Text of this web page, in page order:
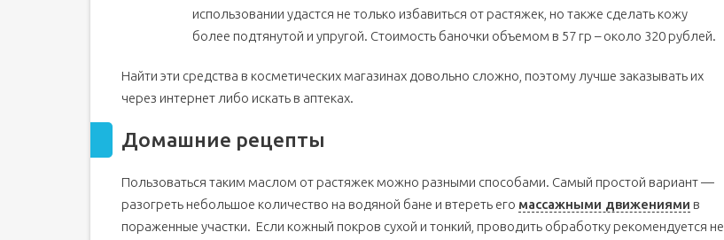
использовании удастся не только избавиться от растяжек, но также сделать кожу
более подтянутой и упругой. Стоимость баночки объемом в 57 гр – около 320 рублей.
Найти эти средства в косметических магазинах довольно сложно, поэтому лучше заказывать их
через интернет либо искать в аптеках.
Домашние рецепты
Пользоваться таким маслом от растяжек можно разными способами. Самый простой вариант —
разогреть небольшое количество на водяной бане и втереть его массажными движениями в
пораженные участки. Если кожный покров сухой и тонкий, проводить обработку рекомендуется не